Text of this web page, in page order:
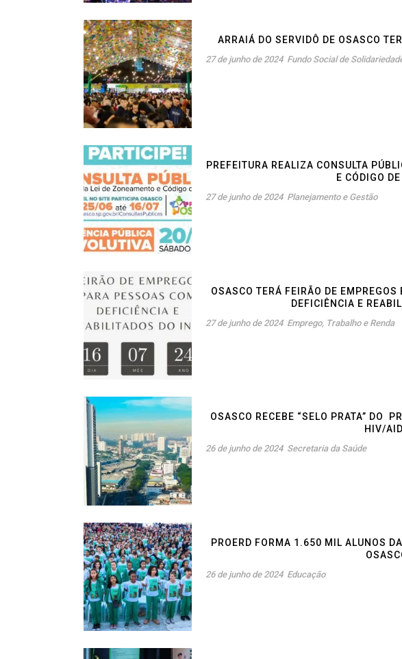
ARRAIÁ DO SERVIDÔ DE OSASCO
27 de junho de 2024 Fundo Social de
PREFEITURA REALIZA CONSULTA
E CÓDIGO
27 de junho de 2024 Planejamento e Gestão
OSASCO TERÁ FEIRÃO DE
DEFICIÊNCIA E
27 de junho de 2024 Emprego, Trabalho e Renda
OSASCO RECEBE “SELO PRATA” DO
HIV/
26 de junho de 2024 Secretaria da Saúde
PROERD FORMA 1.650 MIL ALUNOS
26 de junho de 2024 Educação